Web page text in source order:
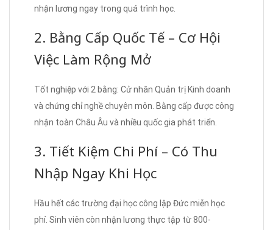
nhận lương ngay trong quá trình học.
2. Bằng Cấp Quốc Tế – Cơ Hội
Việc Làm Rộng Mở
Tốt nghiệp với 2 bằng: Cử nhân Quản trị Kinh doanh
và chứng chỉ nghề chuyên môn. Bằng cấp được công
nhận toàn Châu Âu và nhiều quốc gia phát triển.
3. Tiết Kiệm Chi Phí – Có Thu
Nhập Ngay Khi Học
Hầu hết các trường đại học công lập Đức miễn học
phí. Sinh viên còn nhận lương thực tập từ 800-